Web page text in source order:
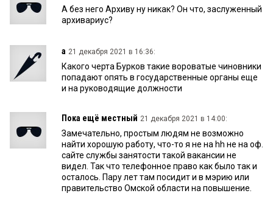
А без него Архиву ну никак? Он что, заслуженный
архивариус?
а 21 декабря 2021 в 16:36:
Какого черта Бурков такие вороватые чиновники
попадают опять в государственные органы еще
и на руководящие должности
Пока ещё местный 21 декабря 2021 в 14:00:
Замечательно, простым людям не возможно
найти хорошую работу, что-то я не на hh не на оф.
сайте службы занятости такой вакансии не
видел. Так что телефонное право как было так и
осталось. Пару лет там посидит и в мэрию или
правительство Омской области на повышение.